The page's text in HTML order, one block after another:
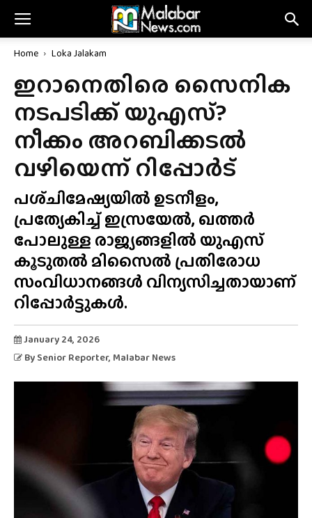
Home Loka Jalakam
ഇറാനെതിരെ സൈനിക
നടപടിക്ക് യുഎസ്?
നീക്കം അറബിക്കടൽ
വഴിയെന്ന് റിപ്പോർട്
പശ്‌ചിമേഷ്യയിൽ ഉടനീളം,
പ്രത്യേകിച്ച് ഇസ്രയേൽ, ഖത്തർ
പോലുള്ള രാജ്യങ്ങളിൽ യുഎസ്
കൂടുതൽ മിസൈൽ പ്രതിരോധ
സംവിധാനങ്ങൾ വിന്യസിച്ചതായാണ്
റിപ്പോർട്ടുകൾ.
January 24, 2026
By Senior Reporter, Malabar News